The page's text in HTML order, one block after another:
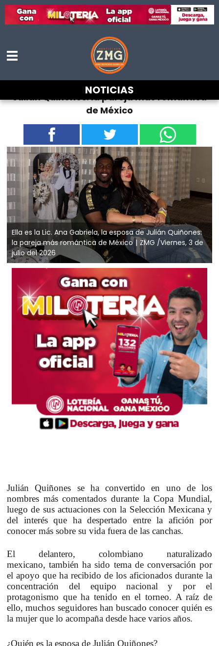
NOTICIAS
Ella es la Lic. Ana Gabriela, la esposa de
Julián Quiñones: la pareja más romántica
de México
Ella es la Lic. Ana Gabriela, la esposa de Julián Quiñones:
la pareja más romántica de México
ZMG /Viernes, 3 de
julio del 2026
Julián Quiñones se ha convertido en uno de los
nombres más comentados durante la Copa Mundial,
luego de sus actuaciones con la Selección Mexicana y
del interés que ha despertado entre la afición por
conocer más sobre su vida fuera de las canchas.
El delantero, colombiano naturalizado
mexicano, también ha sido tema de conversación por
el apoyo que ha recibido de los aficionados durante la
concentración del equipo nacional y por el
protagonismo que ha tenido en el torneo. A raíz de
ello,muchos seguidores han buscado conocer quién es
la mujer que lo acompaña desde hace varios años.
¿Quién es la esposa de Julián Quiñones?